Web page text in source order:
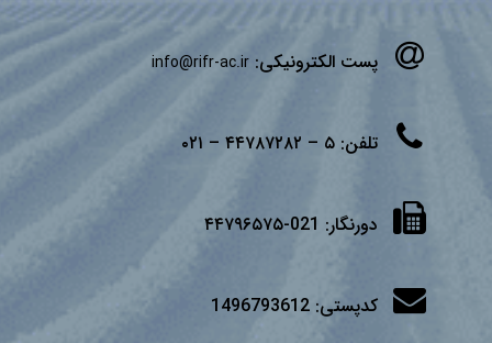
پست الکترونیکی: info@rifr-ac.ir
تلفن: ۵ – ۴۴۷۸۷۲۸۲ – ۰۲۱
دورنگار: 021-۴۴۷۹۶۵۷۵
کدپستی: 1496793612